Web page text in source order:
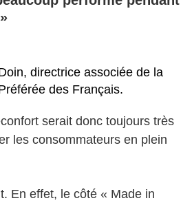
directrice associée de la
des Français.
serait donc toujours très
les consommateurs en plein
En effet, le côté « Made in